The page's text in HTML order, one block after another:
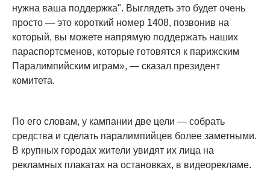
нужна ваша поддержка". Выглядеть это будет очень
просто — это короткий номер 1408, позвонив на
который, вы можете напрямую поддержать наших
параспортсменов, которые готовятся к парижским
Паралимпийским играм», — сказал президент
комитета.
По его словам, у кампании две цели — собрать
средства и сделать паралимпийцев более заметными.
В крупных городах жители увидят их лица на
рекламных плакатах на остановках, в видеорекламе.